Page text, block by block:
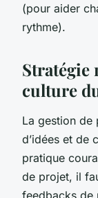
(pour aider
rythme).
Stratégie
culture
La gestion de
d’idées et de
pratique
de projet, il
feedbacks de